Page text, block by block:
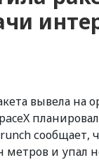
вывела на
метров и